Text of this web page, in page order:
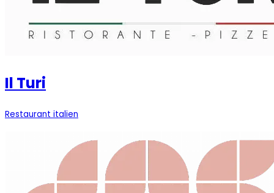
Il Turi
Restaurant italien